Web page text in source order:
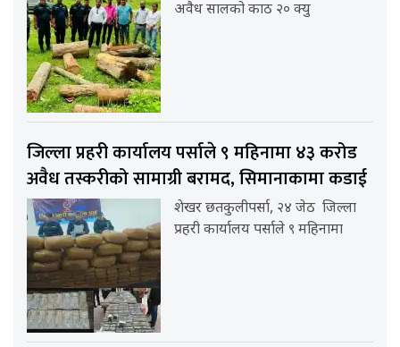
अवैध सालको काठ २० क्यु
जिल्ला प्रहरी कार्यालय पर्साले ९ महिनामा ४३ करोड
अवैध तस्करीको सामाग्री बरामद, सिमानाकामा कडाई
शेखर छतकुलीपर्सा, २४ जेठ जिल्ला
प्रहरी कार्यालय पर्साले ९ महिनामा